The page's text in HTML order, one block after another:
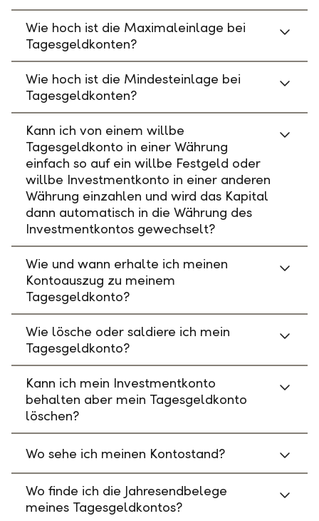
Wie hoch ist die Maximaleinlage bei
Tagesgeldkonten?
Wie hoch ist die Mindesteinlage bei
Tagesgeldkonten?
Kann ich von einem willbe
Tagesgeldkonto in einer Währung
einfach so auf ein willbe Festgeld oder
willbe Investmentkonto in einer anderen
Währung einzahlen und wird das Kapital
dann automatisch in die Währung des
Investmentkontos gewechselt?
Wie und wann erhalte ich meinen
Kontoauszug zu meinem
Tagesgeldkonto?
Wie lösche oder saldiere ich mein
Tagesgeldkonto?
Kann ich mein Investmentkonto
behalten aber mein Tagesgeldkonto
löschen?
Wo sehe ich meinen Kontostand?
Wo finde ich die Jahresendbelege
meines Tagesgeldkontos?